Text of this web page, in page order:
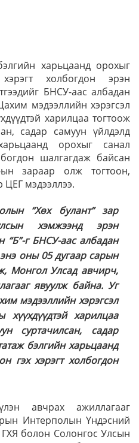
харьцаанд орохыг
холбогдон эрэн
БНСУ-аас албадан
мэдээллийн хэрэгсэл
харилцаа тогтоож
садар самуун үйлдэлд
орохыг санал
шалгагдаж байсан
ын зараар олж тогтоон,
мэдээллээ.
“Хөх булант” зар
хэмжээнд эрэн
“Б”-г БНСУ-аас албадан
оны 05 дугаар сарын
Монгол Улсад авчирч,
явуулж байна. Уг
мэдээллийн хэрэгсэл
харилцаа
суртачилсан, садар
бэлгийн харьцаанд
гэх хэрэгт холбогдон
авчрах ажиллагааг
Интерполын Үндэсний
болон Солонгос Улсын